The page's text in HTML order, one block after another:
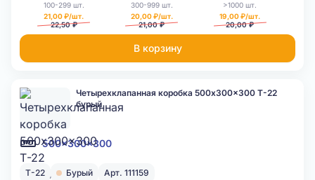
100-299 шт.
21,00 ₽/шт.
22,50 ₽
300-999 шт.
20,00 ₽/шт.
21,00 ₽
>1000 шт.
19,00 ₽/шт.
20,00 ₽
В корзину
500x300x300
Четырехклапанная коробка 500x300x300 Т-22
бурый
Т-22 Бурый Арт. 111159